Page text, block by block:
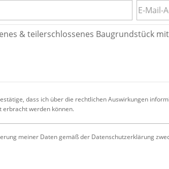
dass ich über die rechtlichen Auswirkungen
werden können.
meiner Daten gemäß der Datenschutzerklärung